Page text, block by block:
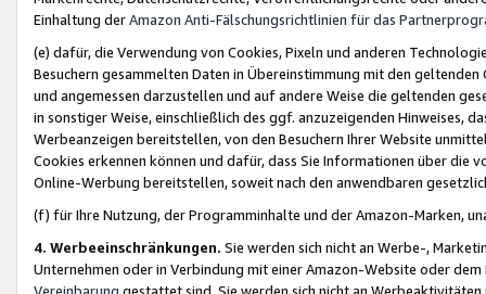
Einhaltung derAmazon Anti-Fälschungsrichtlinien für das
(e) dafür, die Verwendung von Cookies, Pixeln und anderen
Besuchern gesammelten Daten in Übereinstimmung mit den
und angemessen darzustellen und auf andere Weise die geltenden
in sonstiger Weise, einschließlich des ggf. anzuzeigenden Hinweises,
Werbeanzeigen bereitstellen, von den Besuchern Ihrer Website
Cookies erkennen können und dafür, dass Sie Informationen über die
Online-Werbung bereitstellen, soweit nach den anwendbaren
(f) für Ihre Nutzung, der Programminhalte und der Amazon-Marken,
4. Werbeeinschränkungen. Sie werden sich nicht an Werbe-,
Unternehmen oder in Verbindung mit einer Amazon-Website oder
Vereinbarung gestattet sind. Sie werden sich nicht an